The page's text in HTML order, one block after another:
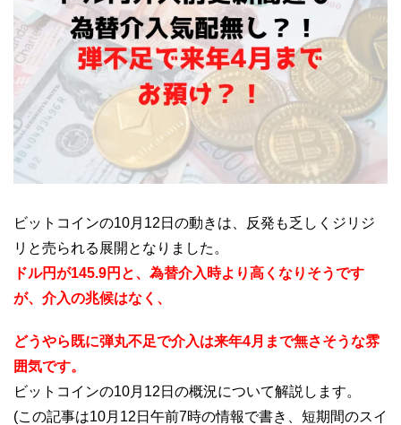
ビットコインの10月12日の動きは、反発も乏しくジリジ
リと売られる展開となりました。
ドル円が145.9円と、為替介入時より高くなりそうです
が、介入の兆候はなく、
どうやら既に弾丸不足で介入は来年4月まで無さそうな雰
囲気です。
ビットコインの10月12日の概況について解説します。
(この記事は10月12日午前7時の情報で書き、短期間のスイ